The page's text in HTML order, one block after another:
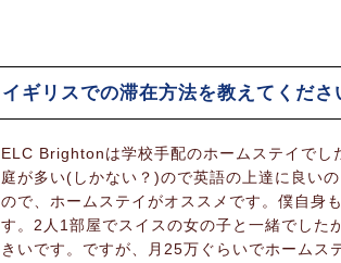
イギリスでの滞在方法を教えてくださ
ELC Brightonは学校手配のホームステイでし
庭が多い(しかない？)ので英語の上達に良い
ので、ホームステイがオススメです。僕自身
す。2人1部屋でスイスの女の子と一緒でした
きいです。ですが、月25万ぐらいでホームス